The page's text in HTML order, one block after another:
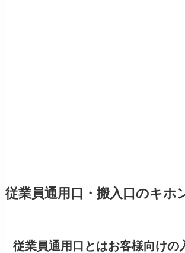
従業員通用口・搬入口のキホ
従業員通用口とはお客様向けの